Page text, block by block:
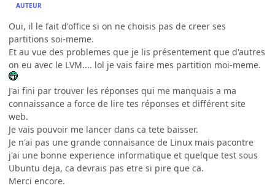
AUTEUR
Oui, il le fait d'office si on ne choisis pas de creer ses
partitions soi-meme.
Et au vue des problemes que je lis présentement que d'autres
on eu avec le LVM.... lol je vais faire mes partition moi-meme.
J'ai fini par trouver les réponses qui me manquais a ma
connaissance a force de lire tes réponses et différent site
web.
Je vais pouvoir me lancer dans ca tete baisser.
Je n'ai pas une grande connaisance de Linux mais pacontre
j'ai une bonne experience informatique et quelque test sous
Ubuntu deja, ca devrais pas etre si pire que ca.
Merci encore.